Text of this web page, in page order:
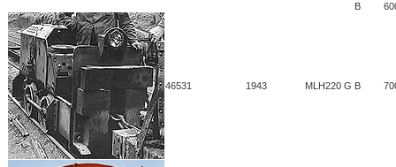
B
46531 1943 MLH220 G B